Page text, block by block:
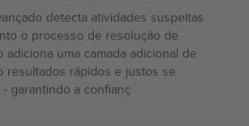
detecta atividades suspeitas
o processo de resolução de
adiciona uma camada adicional de
resultados rápidos e justos se
garantindo a confianç